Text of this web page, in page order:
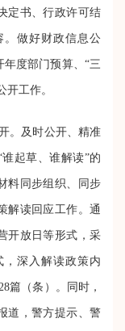
定书、行政许可结
。做好财政信息公
度部门预算、“三
工作。
。 及时公开、精准
起草、谁解读”的
料同步组织、同步
解读回应工作。通
开放日等形式，采
，深入解读政策内
8篇（条）。同时，
道，警方提示、警